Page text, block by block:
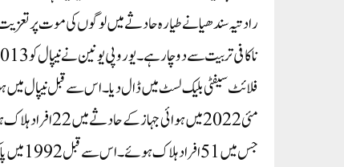
رادتیہ سندھیا نے طیارہ حادثے میں لوگوں کی موت پر تعزیت
فلائٹ سیفٹی بلیک لسٹ میں ڈال دیا۔ اس سے قبل نیپال